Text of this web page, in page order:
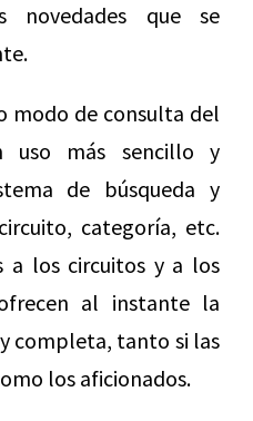
novedades que se
modo de consulta del
uso más sencillo y
de búsqueda y
categoría, etc.
a los circuitos y a los
al instante la
completa, tanto si las
los aficionados.